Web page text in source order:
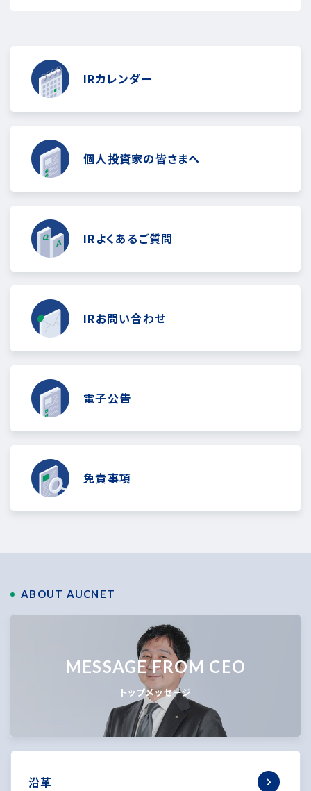
IRカレンダー
個人投資家の皆さまへ
IRよくあるご質問
IRお問い合わせ
電子公告
免責事項
ABOUT AUCNET
MESSAGE FROM CEO
トップメッセージ
沿革